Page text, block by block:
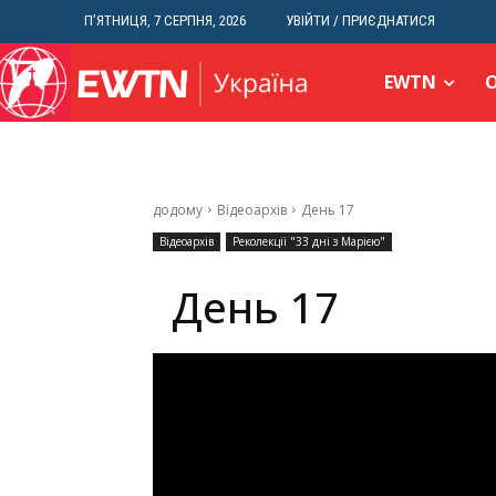
П’ЯТНИЦЯ, 7 СЕРПНЯ, 2026 УВІЙТИ / ПРИЄДНАТИСЯ
EWTN
додому Відеоархів День 17
Відеоархів Реколекції "33 дні з Марією"
День 17